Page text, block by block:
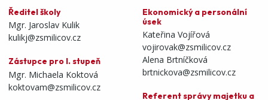
Ředitel školy
Mgr. Jaroslav Kulik
kulikj@zsmilicov.cz
Zástupce pro I. stupeň
Mgr. Michaela Koktová
koktovam@zsmilicov.cz
Ekonomický a personální
úsek
Kateřina Vojířová
vojirovak@zsmilicov.cz
Alena Brtníčková
brtnickova@zsmilicov.cz
Referent správy majetku a